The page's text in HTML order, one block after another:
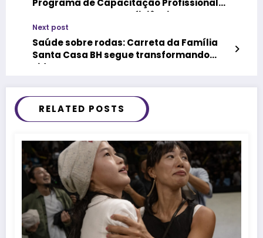
para Pessoas com Deficiência
Next post
Saúde sobre rodas: Carreta da Família
Santa Casa BH segue transformando
vidas
RELATED POSTS